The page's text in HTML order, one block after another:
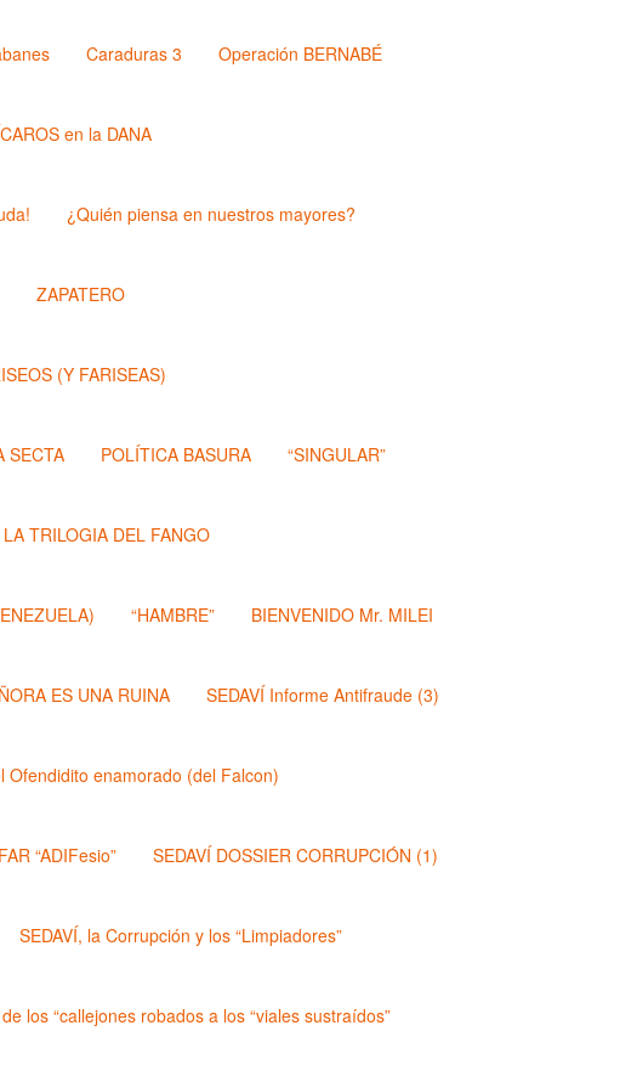
Caraduras 3 Operación BERNABÉ
en la DANA
¿Quién piensa en nuestros mayores?
ZAPATERO
(Y FARISEAS)
SECTA POLÍTICA BASURA “SINGULAR”
LA TRILOGIA DEL FANGO
“HAMBRE” BIENVENIDO Mr. MILEI
ES UNA RUINA SEDAVÍ Informe Antifraude (3)
Ofendidito enamorado (del Falcon)
“ADIFesio” SEDAVÍ DOSSIER CORRUPCIÓN (1)
SEDAVÍ, la Corrupción y los “Limpiadores”
los “callejones robados a los “viales sustraídos”